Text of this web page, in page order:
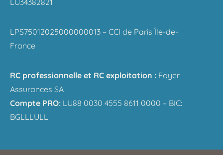
LU34382821
LPS75012025000000013 – CCI de Paris Île-de-
France
RC professionnelle et RC exploitation : Foyer
Assurances SA
Compte PRO: LU88 0030 4555 8611 0000 – BIC:
BGLLLULL